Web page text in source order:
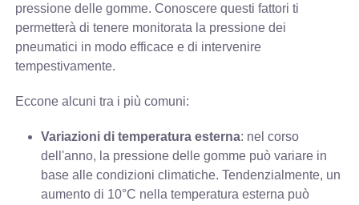
pressione delle gomme. Conoscere questi fattori ti
permetterà di tenere monitorata la pressione dei
pneumatici in modo efficace e di intervenire
tempestivamente.
Eccone alcuni tra i più comuni:
Variazioni di temperatura esterna: nel corso
dell'anno, la pressione delle gomme può variare in
base alle condizioni climatiche. Tendenzialmente, un
aumento di 10°C nella temperatura esterna può